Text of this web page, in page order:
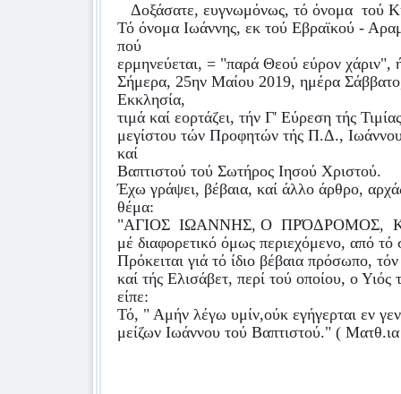
Δοξάσατε, ευγνωμόνως, τό όνομα τού
Τό όνομα Ιωάννης, εκ τού Εβραϊκού -
πού
ερμηνεύεται, = "παρά Θεού εύρον χάριν",
Σήμερα, 25ην Μαίου 2019, ημέρα
Εκκλησία,
τιμά καί εορτάζει, τήν Γ' Εύρεση τής
μεγίστου τών Προφητών τής Π.Δ.,
καί
Βαπτιστού τού Σωτήρος Ιησού Χριστού.
Έχω γράψει, βέβαια, καί άλλο άρθρο,
θέμα:
"ΑΓΙΟΣ ΙΩΑΝΝΗΣ, Ο ΠΡΌΔΡΟΜΟΣ,
μέ διαφορετικό όμως περιεχόμενο, από τό
Πρόκειται γιά τό ίδιο βέβαια πρόσωπο,
καί τής Ελισάβετ, περί τού οποίου, ο
είπε:
Τό, " Αμήν λέγω υμίν,ούκ εγήγερται εν
μείζων Ιωάννου τού Βαπτιστού." (